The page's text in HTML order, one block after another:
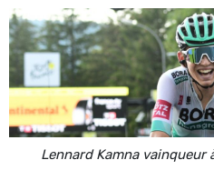
Lennard Kamna vainqueur